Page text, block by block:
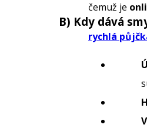
čemuž je
B) Kdy dává
rychlá